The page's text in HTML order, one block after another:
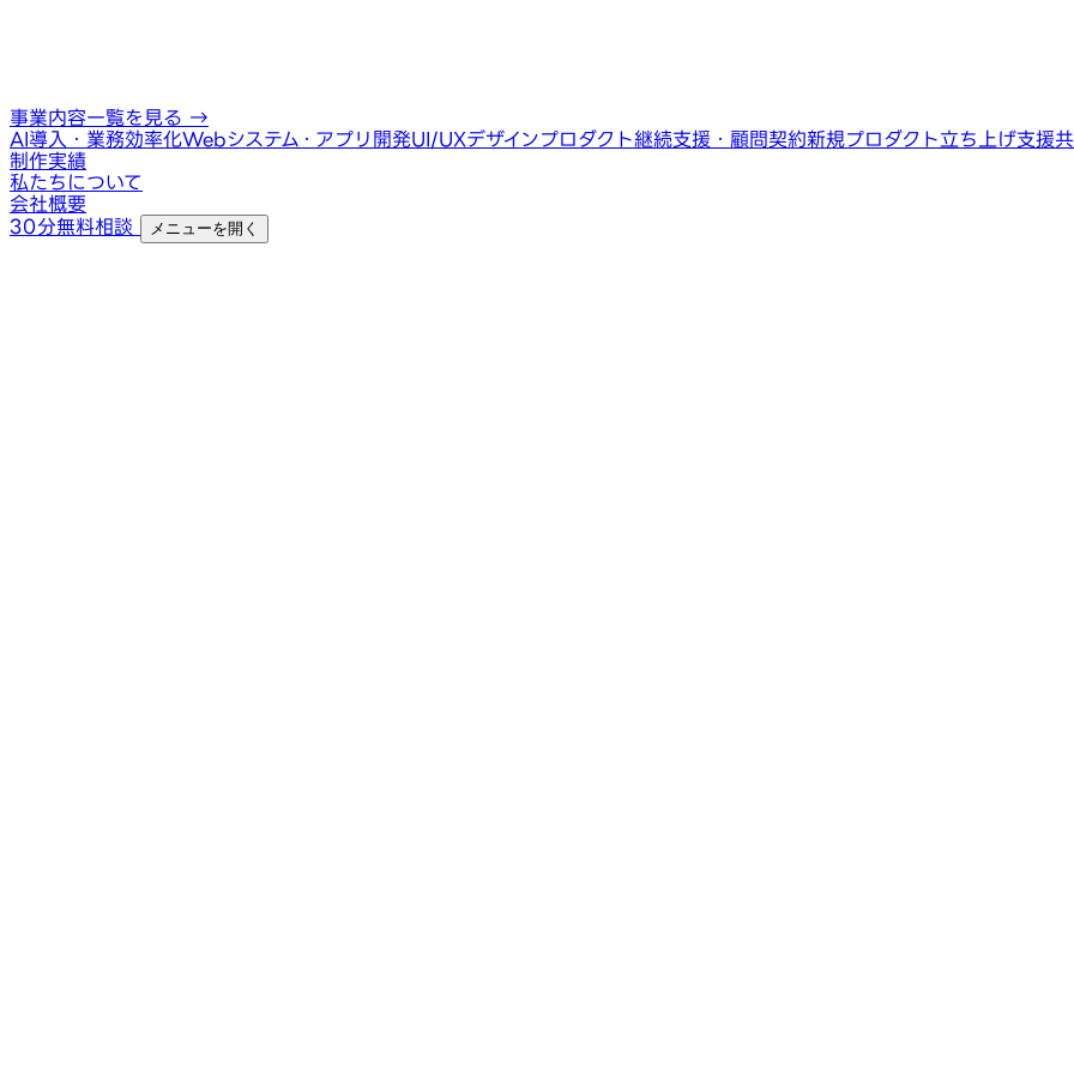
事業内容一覧を見る →
AI導入・業務効率化Webシステム・アプリ開発UI/UXデザインプロダクト継続支援・顧問契約新規プロダクト立ち上げ支援
制作実績
私たちについて
会社概要
30分無料相談
メニューを開く